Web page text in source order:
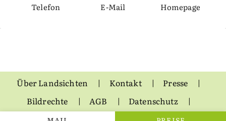
Telefon E-Mail Homepage
Über Landsichten Kontakt
Presse
Bildrechte
AGB
Datenschutz